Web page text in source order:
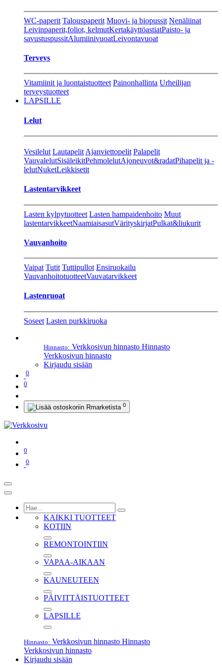
WC-paperit Talouspaperit Muovi- ja biopussit Nenäliinat
Leivinpaperit,foliot, kelmutKertakäyttöastiatPaisto- ja
savustuspussitAlumiinivuoatLeivontavuoat
Terveys
Vitamiinit ja luontaistuotteet Painonhallinta Urheilijan
terveystuotteet
LAPSILLE
Lelut
Vesilelut Lautapelit Ajanviettopelit Palapelit
VauvalelutSisäleikitPehmolelutAjoneuvot&radatPihapelit ja -
lelutNuketLeikkisetit
Lastentarvikkeet
Lasten kylpytuotteet Lasten hampaidenhoito Muut
lastentarvikkeetNaamiaisasutVärityskirjatPulkat&liukurit
Vauvanhoito
Vaipat Tutit Tuttipullot Ensiruokailu
VauvanhoitotuotteetVauvatarvikkeet
Lastenruoat
Soseet Lasten purkkiruoka
Hinnasto: Verkkosivun hinnasto Hinnasto
Verkkosivun hinnasto
Kirjaudu sisään
0
0
0
0
0
KAIKKI TUOTTEET
KOTIIN
REMONTOINTIIN
VAPAA-AIKAAN
KAUNEUTEEN
PÄIVITTÄISTUOTTEET
LAPSILLE
Hinnasto: Verkkosivun hinnasto Hinnasto
Verkkosivun hinnasto
Kirjaudu sisään